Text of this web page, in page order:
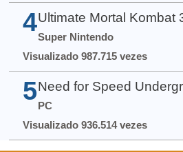
4 Ultimate Mortal Kombat
Super Nintendo
Visualizado 987.715 vezes
5 Need for Speed
PC
Visualizado 936.514 vezes